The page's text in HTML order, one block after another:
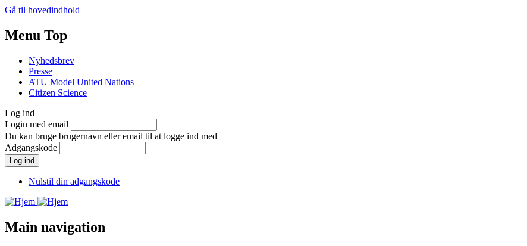
Gå til hovedindhold
Menu Top
Nyhedsbrev
Presse
ATU Model United Nations
Citizen Science
Log ind
Login med email
Du kan bruge brugernavn eller email til at logge ind med
Adgangskode
Nulstil din adgangskode
Main navigation